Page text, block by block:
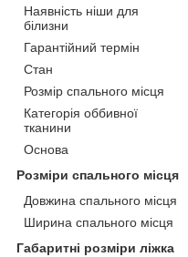
Наявність ніши для
білизни
Гарантійний термін
Стан
Розмір спального місця
Категорія оббивної
тканини
Основа
Розміри спального місця
Довжина спального місця
Ширина спального місця
Габаритні розміри ліжка